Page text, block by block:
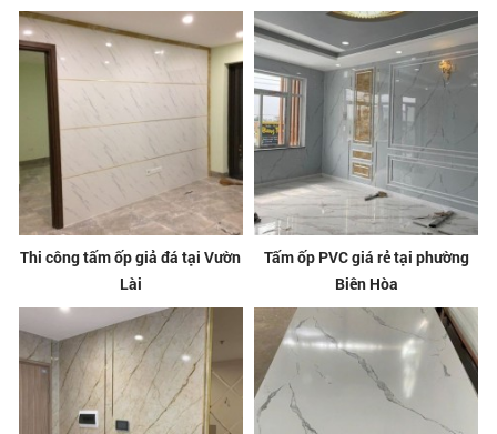
Thi công tấm ốp giả đá tại Vườn
Lài
Tấm ốp PVC giá rẻ tại phường
Biên Hòa